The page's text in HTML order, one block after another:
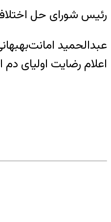
رئیس شورای حل اختلاف استان خوزستان
اعلام رضایت اولیای